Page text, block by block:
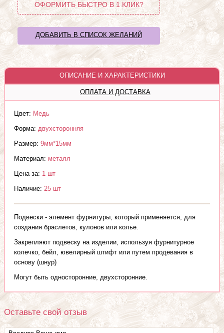
ОФОРМИТЬ БЫСТРО В 1 КЛИК?
ДОБАВИТЬ В СПИСОК ЖЕЛАНИЙ
ОПИСАНИЕ И ХАРАКТЕРИСТИКИ
ОПЛАТА И ДОСТАВКА
Цвет: Медь
Форма: двухсторонняя
Размер: 9мм*15мм
Материал: металл
Цена за: 1 шт
Наличие: 25 шт
Подвески - элемент фурнитуры, который применяется, для
создания браслетов, кулонов или колье.
Закрепляют подвеску на изделии, используя фурнитурное
колечко, бейл, ювелирный штифт или путем продевания в
основу (шнур)
Могут быть односторонние, двухсторонние.
Оставьте свой отзыв